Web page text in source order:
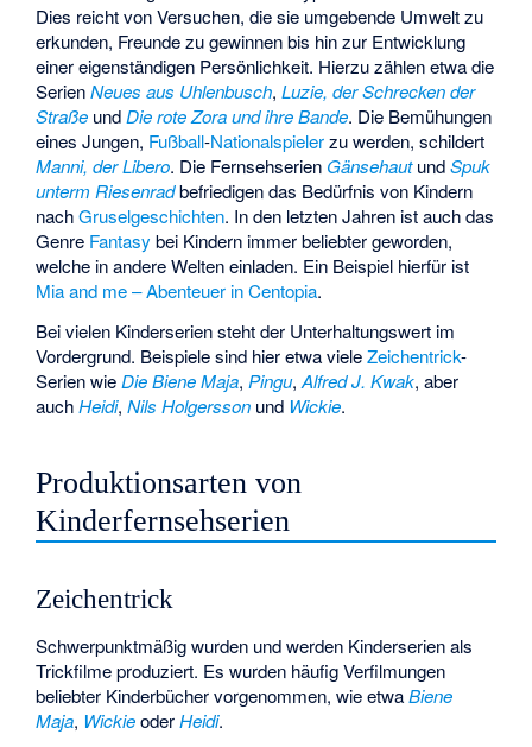
Dies reicht von Versuchen, die sie umgebende Umwelt zu
erkunden, Freunde zu gewinnen bis hin zur Entwicklung
einer eigenständigen Persönlichkeit. Hierzu zählen etwa die
SerienNeues aus Uhlenbusch,Luzie, der Schrecken der
Straße undDie rote Zora und ihre Bande. Die Bemühungen
eines Jungen, Fußball-Nationalspielerzu werden, schildert
Manni, der Libero. Die Fernsehserien GänsehautundSpuk
unterm Riesenradbefriedigen das Bedürfnis von Kindern
nachGruselgeschichten. In den letzten Jahren ist auch das
Genre Fantasy bei Kindern immer beliebter geworden,
welche in andere Welten einladen. Ein Beispiel hierfür ist
Mia and me – Abenteuer in Centopia.
Bei vielen Kinderserien steht der Unterhaltungswert im
Vordergrund. Beispiele sind hier etwa vieleZeichentrick-
Serien wieDie Biene Maja,Pingu,Alfred J. Kwak, aber
auchHeidi,Nils Holgersson und Wickie.
Produktionsarten von
Kinderfernsehserien
Zeichentrick
Schwerpunktmäßig wurden und werden Kinderserien als
Trickfilme produziert. Es wurden häufig Verfilmungen
beliebter Kinderbücher vorgenommen, wie etwaBiene
Maja, WickieoderHeidi.